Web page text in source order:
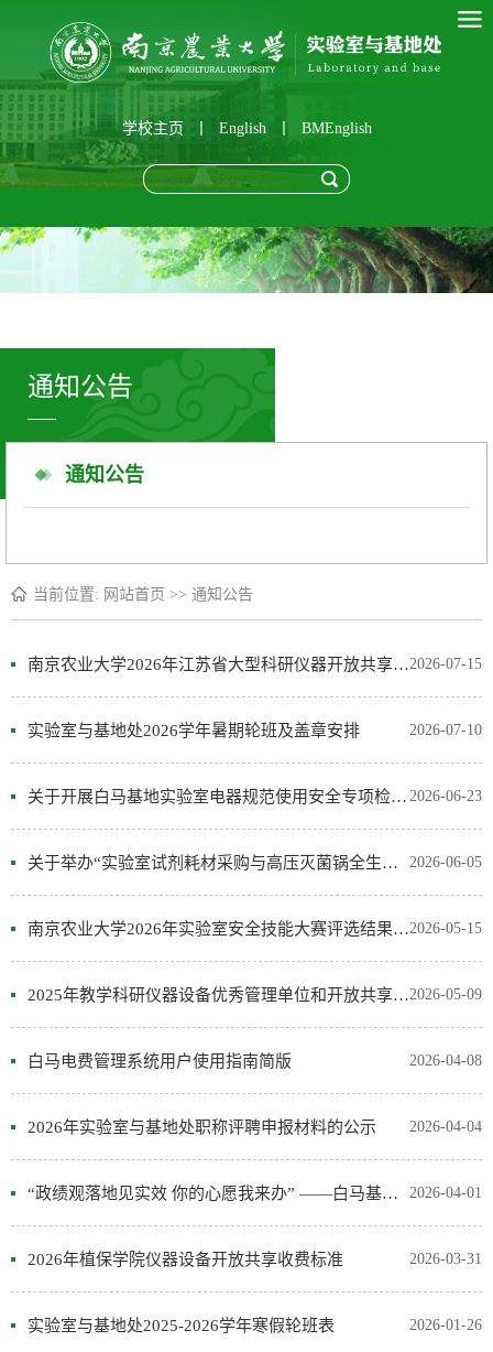
学校主页 English BMEnglish
通知公告
通知公告
当前位置: 网站首页 >> 通知公告
2026-07-15
南京农业大学2026年江苏省大型科研仪器开放共享绩效评价材料公示
2026-07-10
实验室与基地处2026学年暑期轮班及盖章安排
2026-06-23
关于开展白马基地实验室电器规范使用安全专项检查的通知
2026-06-05
关于举办“实验室试剂耗材采购与高压灭菌锅全生命周期管理”毕业季专题...
2026-05-15
南京农业大学2026年实验室安全技能大赛评选结果公示
2026-05-09
2025年教学科研仪器设备优秀管理单位和开放共享优秀大型仪器评选结果公...
2026-04-08
白马电费管理系统用户使用指南简版
2026-04-04
2026年实验室与基地处职称评聘申报材料的公示
2026-04-01
“政绩观落地见实效 你的心愿我来办” ——白马基地心愿征集活动开始啦
2026-03-31
2026年植保学院仪器设备开放共享收费标准
2026-01-26
实验室与基地处2025-2026学年寒假轮班表